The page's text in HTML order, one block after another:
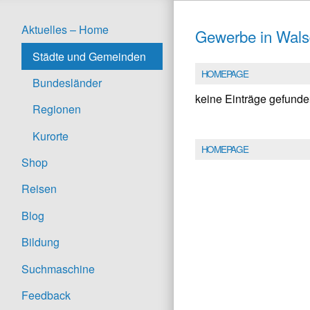
Aktuelles – Home
Städte und Gemeinden
Bundesländer
Regionen
Kurorte
Shop
Reisen
Blog
Bildung
Suchmaschine
Feedback
Gewerbe in
HOMEPAGE
keine Einträge
HOMEPAGE